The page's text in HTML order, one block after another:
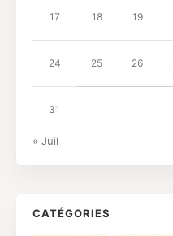
17 18 19
24 25 26
31
« Juil
CATÉGORIES